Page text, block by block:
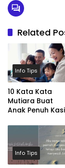
Related
Info Tips
10 Kata Kata
Mutiara Buat
Anak Penuh
Info Tips